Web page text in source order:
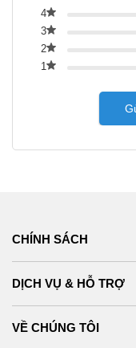
4
3
2
1
CHÍNH SÁCH
DỊCH VỤ & HỖ TRỢ
VỀ CHÚNG TÔI